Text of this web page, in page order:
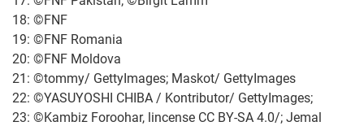
18: ©FNF
19: ©FNF Romania
20: ©FNF Moldova
21: ©tommy/ GettyImages; Maskot/ GettyImages
22: ©YASUYOSHI CHIBA / Kontributor/ GettyImages;
23: ©Kambiz Foroohar, lincense CC BY-SA 4.0/; Jemal